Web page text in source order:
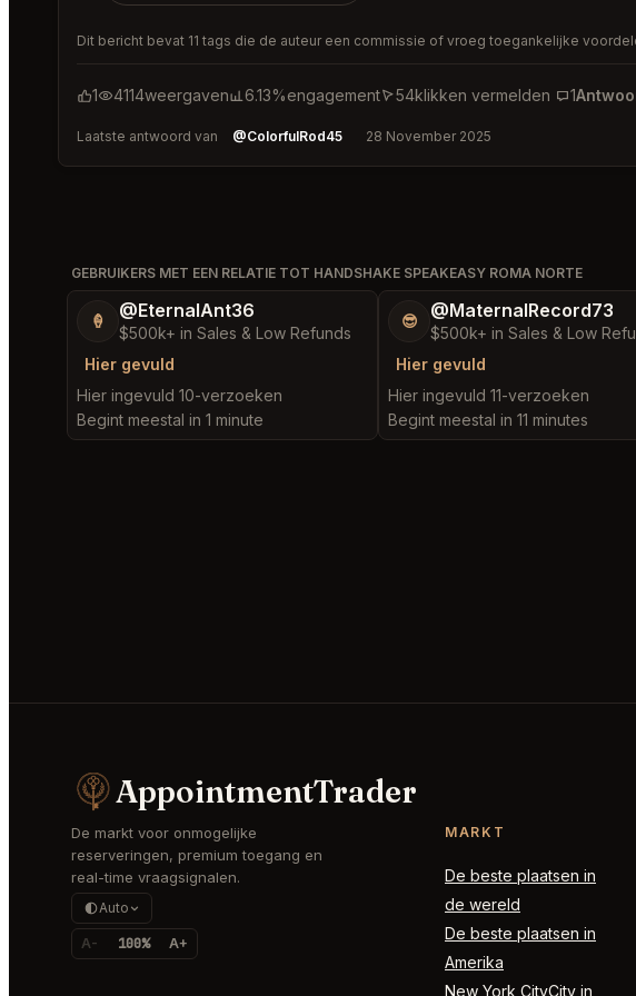
Dit bericht bevat 11 tags die de auteur een commissie of vroeg toegankelijke
1 4114weergaven 6.13%engagement 54klikken vermelden 1
Laatste antwoord van @ColorfulRod45 28 November 2025
GEBRUIKERS MET EEN RELATIE TOT HANDSHAKE SPEAKEASY ROMA NORTE
🍦 @EternalAnt36
$500k+ in Sales & Low Refunds
Hier gevuld
Hier ingevuld 10-verzoeken
Begint meestal in 1 minute
😎 @MaternalRecord73
$500k+ in Sales & Low
Hier gevuld
Hier ingevuld 11-verzoeken
Begint meestal in 11 minutes
AppointmentTrader
De markt voor onmogelijke
reserveringen, premium toegang en
real-time vraagsignalen.
Auto
A- 100% A+
MARKT
De beste plaatsen in
de wereld
De beste plaatsen in
Amerika
New York CityCity in